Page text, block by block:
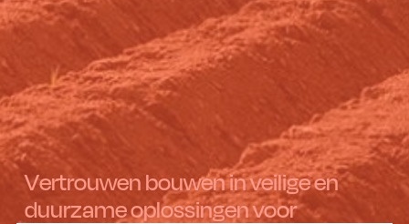
Vertrouwen bouwen in veilige en
duurzame oplossingen voor